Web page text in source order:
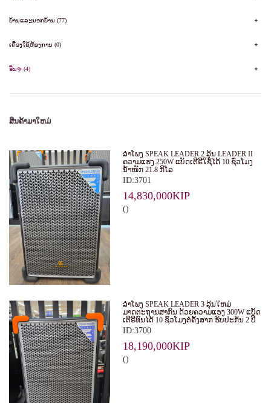
ບ້ານແລະນອກບ້ານ (77)
ເຄື່ອງໃຊ້ຫ້ອງການ (0)
ອື່ນຯ (4)
ສິນຄ້າມາໃຫມ່
ລໍາໂພງ SPEAK LEADER 2 ລຸ້ນ LEADER II
ຄວາມແຮງ 250W ແບັດເຕີຣີໃຊ້ໄດ້ 10 ຊົ່ວໂມງ
ນໍ້າໜັກ 21.8 ກິໂລ
ID:3701
14,830,000KIP
()
ລໍາໂພງ SPEAK LEADER 3 ລຸ້ນໃຫມ່
ມາດຕະຖານສາກົນ ດ້ວຍຄວາມແຮງ 300W ແບັດ
ເຕີຣີທົນໄດ້ 10 ຊົ່ວໂມງຕໍ່ຄັ້ງສາກ ຮັບປະກັນ 2 ປີ
ID:3700
18,190,000KIP
()